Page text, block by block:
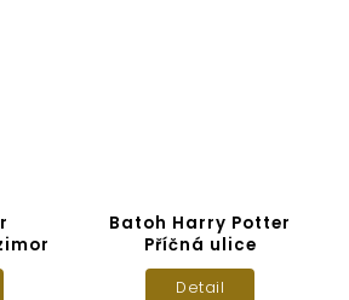
Batoh Harry Potter
Příčná ulice
Detail